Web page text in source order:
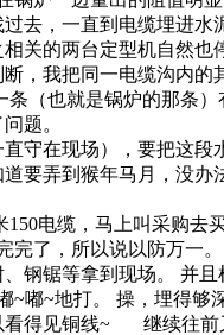
去，一直到电缆埋进水
关的两台定型机自然也
，我把同一电缆沟内
（也就是锅炉的那条
题。
在现场），要把这段
要弄到猴年马月，没
电缆，马上叫采购去
完了，所以说以防万一。
钢锯等拿到现场。 并
嘟~地打。 操，埋得
看得见铜线~ 继续往前